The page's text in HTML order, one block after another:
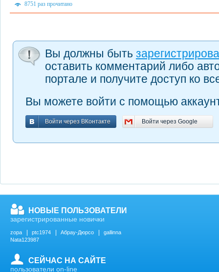
8751 раз прочитано
Вы должны быть
оставить комментарий либо
портале и получите доступ ко
Вы можете войти с помощью
Войти через ВКонтакте
Войти через ВКонтакте Войти через Google
Войти через Google
НОВЫЕ ПОЛЬЗОВАТЕЛИ
зарегистрированные новички
zopa ptc1974 Абрау-Дюрсо
gallinna
Nata123987
СЕЙЧАС НА САЙТЕ
пользователи on-line